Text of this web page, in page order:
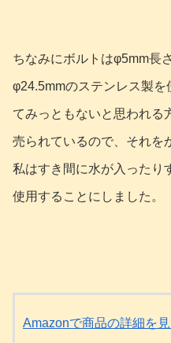
ちなみにボルトはφ5mm長
φ24.5mmのステンレス製
てみっともないと思われる
売られているので、それを
私はすき間に水が入ったり
使用することにしました。
Amazonで商品の詳細を見